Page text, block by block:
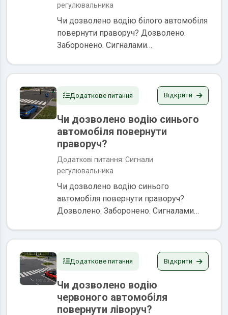
регулювальника
Чи дозволено водію білого автомобіля
повернути праворуч? Дозволено.
Заборонено. Сигналами
світлоповертачем.Якщо...
Додаткове питання Відкрити
Чи дозволено водію синього
автомобіля повернути
праворуч?
Додаткові питання: Сигнали
регулювальника
Чи дозволено водію синього
автомобіля повернути праворуч?
Дозволено. Заборонено. Сигналами
світлоповертачем.Якщо...
Додаткове питання Відкрити
Чи дозволено водію
червоного автомобіля
повернути ліворуч?